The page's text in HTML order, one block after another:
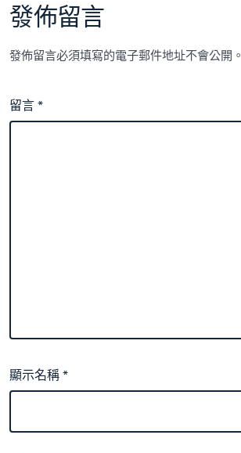
發佈留言
發佈留言必須填寫的電子郵件地址不會公開。
留言*
顯示名稱*